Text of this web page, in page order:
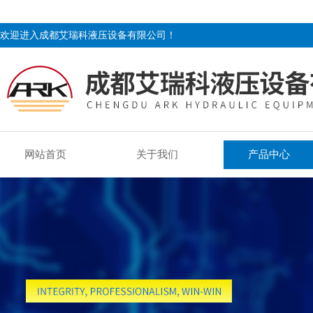
欢迎进入成都艾瑞科液压设备有限公司！
网站首页 关于我们 产品中心